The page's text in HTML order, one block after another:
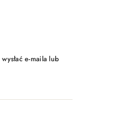
e-maila lub